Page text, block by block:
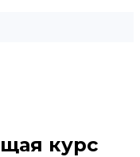
курс